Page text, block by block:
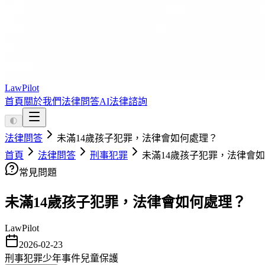
LawPilot
首頁 關於我們法律問答AI法律諮詢
🌓
法律問答
未滿14歲孩子犯罪，法律會如何處理？
首頁
法律問答 刑事犯罪
未滿14歲孩子犯罪，法律會
常見問題
未滿14歲孩子犯罪，法律會如何處理？
LawPilot
2026-02-23
刑事犯罪少年事件兒童保護